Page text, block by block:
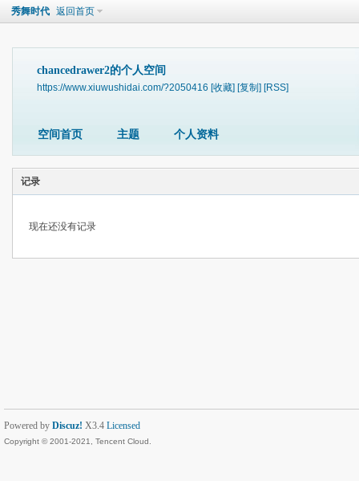
秀舞时代 返回首页
chancedrawer2的个人空间
https://www.xiuwushidai.com/?2050416 [收藏] [复制] [RSS]
空间首页 主题 个人资料
记录
现在还没有记录
Powered by Discuz! X3.4 Licensed
Copyright © 2001-2021, Tencent Cloud.